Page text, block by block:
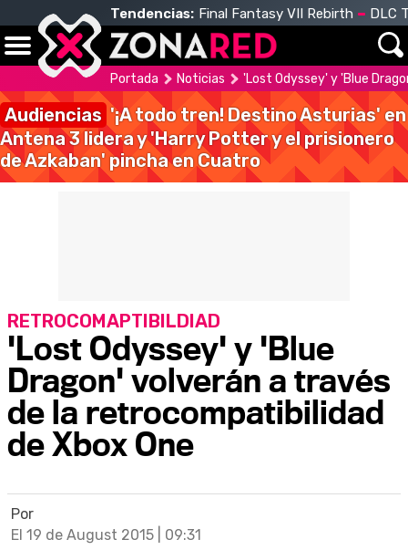
Tendencias: Final Fantasy VII Rebirth DLC
Portada Noticias 'Lost Odyssey' y 'Blue
Audiencias '¡A todo tren! Destino Asturias' en
Antena 3 lidera y 'Harry Potter y el prisionero
de Azkaban' pincha en Cuatro
'Lost Odyssey' y 'Blue
Dragon' volverán a través
de la retrocompatibilidad
de Xbox One
RETROCOMAPTIBILDIAD
Por
El 19 de August 2015 | 09:31